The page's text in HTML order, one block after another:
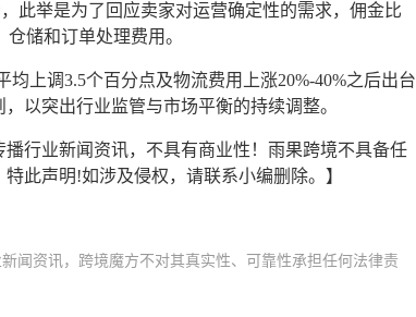
此举是为了回应卖家对运营确定性的需求，佣金比
储和订单处理费用。
上调3.5个百分点及物流费用上涨20%-40%之后出台
以突出行业监管与市场平衡的持续调整。
行业新闻资讯，不具有商业性！雨果跨境不具备任
此声明!如涉及侵权，请联系小编删除。】
闻资讯，跨境魔方不对其真实性、可靠性承担任何法律责